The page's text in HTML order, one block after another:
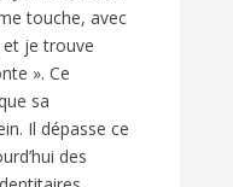
touche, avec
je trouve
». Ce
sa
Il dépasse ce
des